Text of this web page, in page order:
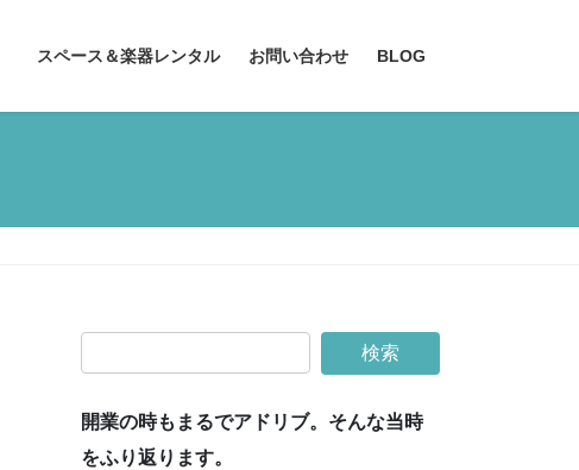
スペース＆楽器レンタル お問い合わせ BLOG
開業の時もまるでアドリブ。そんな当時
をふり返ります。